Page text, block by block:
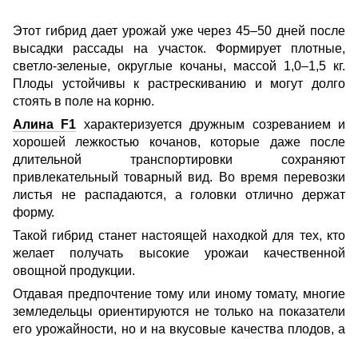
Этот гибрид дает урожай уже через 45–50 дней после
высадки рассады на участок. Формирует плотные,
светло-зеленые, округлые кочаны, массой 1,0–1,5 кг.
Плоды устойчивы к растрескиванию и могут долго
стоять в поле на корню.
Алина F1 характеризуется дружным созреванием и
хорошей лежкостью кочанов, которые даже после
длительной транспортировки сохраняют
привлекательный товарный вид. Во время перевозки
листья не распадаются, а головки отлично держат
форму.
Такой гибрид станет настоящей находкой для тех, кто
желает получать высокие урожаи качественной
овощной продукции.
Отдавая предпочтение тому или иному томату, многие
земледельцы ориентируются не только на показатели
его урожайности, но и на вкусовые качества плодов, а